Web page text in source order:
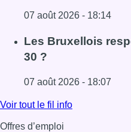
07 août 2026 - 18:14
Lire l'article Foire du
Les Bruxellois
30 ?
07 août 2026 - 18:07
Lire l'article Les
Voir tout le fil info
Offres d’emploi